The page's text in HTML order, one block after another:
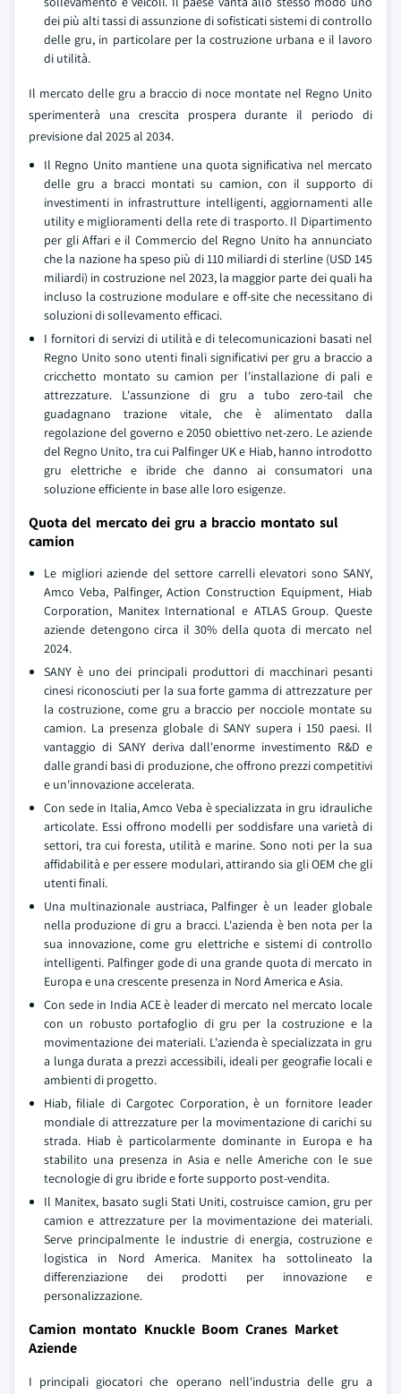
dei più alti tassi di assunzione di sofisticati sistemi di controllo
delle gru, in particolare per la costruzione urbana e il lavoro
di utilità.
Il mercato delle gru a braccio di noce montate nel Regno Unito
sperimenterà una crescita prospera durante il periodo di
previsione dal 2025 al 2034.
Il Regno Unito mantiene una quota significativa nel mercato
delle gru a bracci montati su camion, con il supporto di
investimenti in infrastrutture intelligenti, aggiornamenti alle
utility e miglioramenti della rete di trasporto. Il Dipartimento
per gli Affari e il Commercio del Regno Unito ha annunciato
che la nazione ha speso più di 110 miliardi di sterline (USD 145
miliardi) in costruzione nel 2023, la maggior parte dei quali ha
incluso la costruzione modulare e off-site che necessitano di
soluzioni di sollevamento efficaci.
I fornitori di servizi di utilità e di telecomunicazioni basati nel
Regno Unito sono utenti finali significativi per gru a braccio a
cricchetto montato su camion per l'installazione di pali e
attrezzature. L'assunzione di gru a tubo zero-tail che
guadagnano trazione vitale, che è alimentato dalla
regolazione del governo e 2050 obiettivo net-zero. Le aziende
del Regno Unito, tra cui Palfinger UK e Hiab, hanno introdotto
gru elettriche e ibride che danno ai consumatori una
soluzione efficiente in base alle loro esigenze.
Quota del mercato dei gru a braccio montato sul
camion
Le migliori aziende del settore carrelli elevatori sono SANY,
Amco Veba, Palfinger, Action Construction Equipment, Hiab
Corporation, Manitex International e ATLAS Group. Queste
aziende detengono circa il 30% della quota di mercato nel
2024.
SANY è uno dei principali produttori di macchinari pesanti
cinesi riconosciuti per la sua forte gamma di attrezzature per
la costruzione, come gru a braccio per nocciole montate su
camion. La presenza globale di SANY supera i 150 paesi. Il
vantaggio di SANY deriva dall'enorme investimento R&D e
dalle grandi basi di produzione, che offrono prezzi competitivi
e un'innovazione accelerata.
Con sede in Italia, Amco Veba è specializzata in gru idrauliche
articolate. Essi offrono modelli per soddisfare una varietà di
settori, tra cui foresta, utilità e marine. Sono noti per la sua
affidabilità e per essere modulari, attirando sia gli OEM che gli
utenti finali.
Una multinazionale austriaca, Palfinger è un leader globale
nella produzione di gru a bracci. L'azienda è ben nota per la
sua innovazione, come gru elettriche e sistemi di controllo
intelligenti. Palfinger gode di una grande quota di mercato in
Europa e una crescente presenza in Nord America e Asia.
Con sede in India ACE è leader di mercato nel mercato locale
con un robusto portafoglio di gru per la costruzione e la
movimentazione dei materiali. L'azienda è specializzata in gru
a lunga durata a prezzi accessibili, ideali per geografie locali e
ambienti di progetto.
Hiab, filiale di Cargotec Corporation, è un fornitore leader
mondiale di attrezzature per la movimentazione di carichi su
strada. Hiab è particolarmente dominante in Europa e ha
stabilito una presenza in Asia e nelle Americhe con le sue
tecnologie di gru ibride e forte supporto post-vendita.
Il Manitex, basato sugli Stati Uniti, costruisce camion, gru per
camion e attrezzature per la movimentazione dei materiali.
Serve principalmente le industrie di energia, costruzione e
logistica in Nord America. Manitex ha sottolineato la
differenziazione dei prodotti per innovazione e
personalizzazione.
Camion montato Knuckle Boom Cranes Market
Aziende
I principali giocatori che operano nell'industria delle gru a